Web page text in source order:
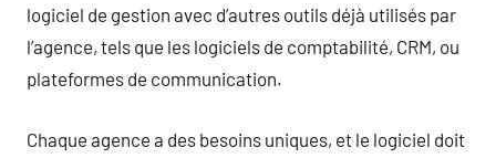
logiciel de gestion avec d’autres outils déjà utilisés par
l’agence, tels que les logiciels de comptabilité, CRM, ou
plateformes de communication.
Chaque agence a des besoins uniques, et le logiciel doit